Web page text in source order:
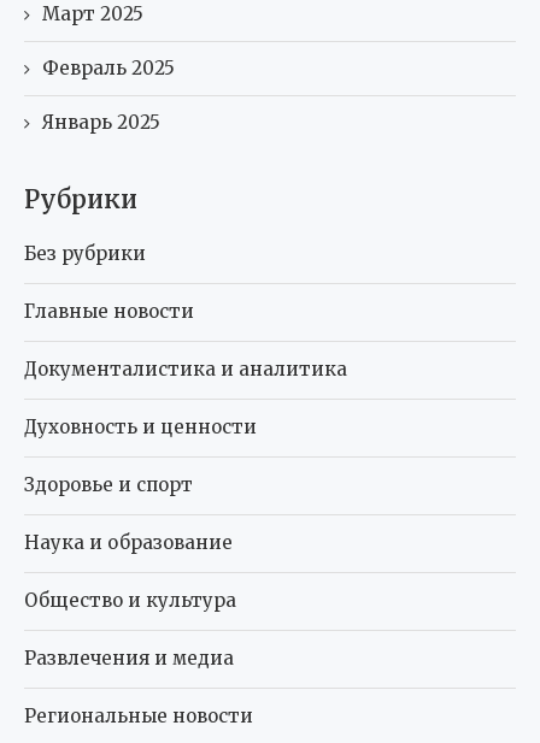
Март 2025
Февраль 2025
Январь 2025
Рубрики
Без рубрики
Главные новости
Документалистика и аналитика
Духовность и ценности
Здоровье и спорт
Наука и образование
Общество и культура
Развлечения и медиа
Региональные новости